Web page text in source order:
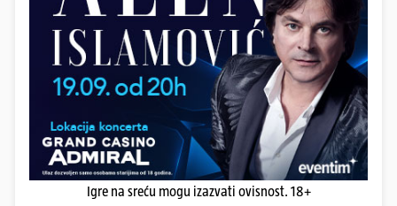
Igre na sreću mogu izazvati ovisnost. 18+